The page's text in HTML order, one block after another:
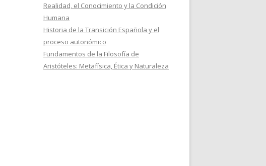
Realidad, el Conocimiento y la Condición
Humana
Historia de la Transición Española y el
proceso autonómico
Fundamentos de la Filosofía de
Aristóteles: Metafísica, Ética y Naturaleza